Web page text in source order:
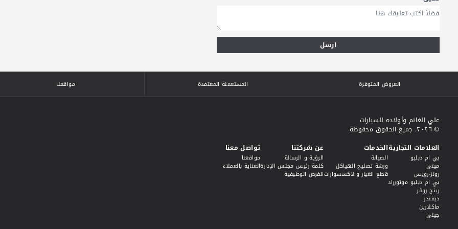
ارسل
العروض المتوفرة المستعملة المعتمدة مواقعنا
علي الغانم وأولاده للسيارات
© ٢٠٢٦. جميع الحقوق محفوظة.
العلامات التجارية
بي ام دبليو
ميني
رولز-رويس
بي ام دبليو موتورراد
رينج روڤر
ديفندر
ماكلارين
جيلي
الخدمات
الصيانة
ورشة تصليح الهياكل
قطع الغيار والاكسسوارات
عن شركتنا
الرؤية و الرسالة
كلمة رئيس مجلس الإدارة
الفرص الوظيفية
تواصل معنا
مواقعنا
العناية بالعملاء